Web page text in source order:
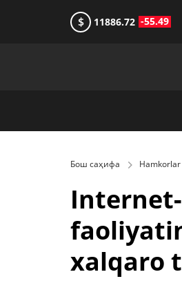
$ 11886.72 -55.49
Бош саҳифа
xalqaro